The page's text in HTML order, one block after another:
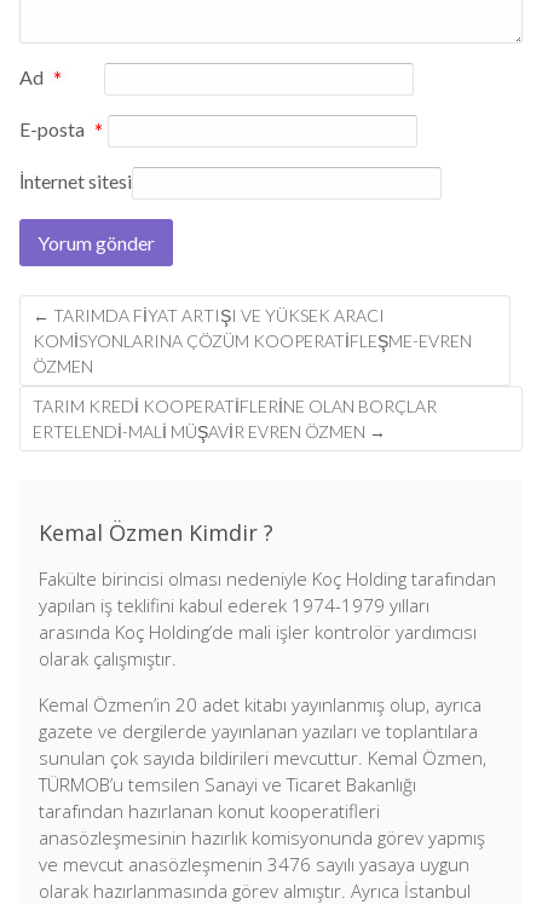
Ad *
E-posta *
İnternet sitesi
Post
navigation
← TARIMDA FIYAT ARTIŞI VE YÜKSEK ARACI
KOMISYONLARINA ÇÖZÜM KOOPERATIFLEŞME-EVREN
ÖZMEN
TARIM KREDİ KOOPERATİFLERİNE OLAN BORÇLAR
ERTELENDİ-MALİ MÜŞAVİR EVREN ÖZMEN →
Kemal Özmen Kimdir ?
Fakülte birincisi olması nedeniyle Koç Holding tarafından
yapılan iş teklifini kabul ederek 1974-1979 yılları
arasında Koç Holding’de mali işler kontrolör yardımcısı
olarak çalışmıştır.
Kemal Özmen’in 20 adet kitabı yayınlanmış olup, ayrıca
gazete ve dergilerde yayınlanan yazıları ve toplantılara
sunulan çok sayıda bildirileri mevcuttur. Kemal Özmen,
TÜRMOB’u temsilen Sanayi ve Ticaret Bakanlığı
tarafından hazırlanan konut kooperatifleri
anasözleşmesinin hazırlık komisyonunda görev yapmış
ve mevcut anasözleşmenin 3476 sayılı yasaya uygun
olarak hazırlanmasında görev almıştır. Ayrıca İstanbul